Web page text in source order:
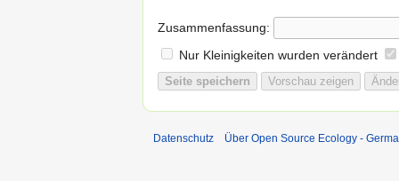
Zusammenfassung:
Nur Kleinigkeiten wurden verändert
Datenschutz Über Open Source Ecology -